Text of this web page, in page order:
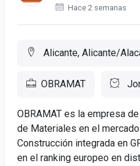
Hace 2 semanas
Alicante, Alicante/
OBRAMAT
OBRAMAT es la empresa
de Materiales en el
Construcción integrada en
en el ranking europeo en